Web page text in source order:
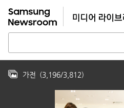
가전 (3,196/3,812)